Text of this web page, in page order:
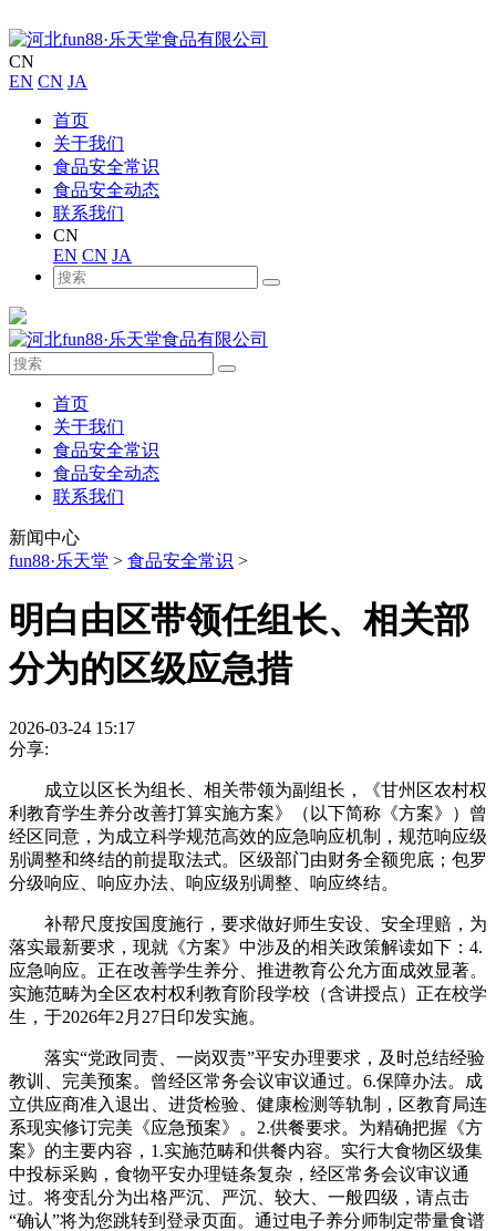
CN
EN CN JA
首页
关于我们
食品安全常识
食品安全动态
联系我们
CN
EN CN JA
首页
关于我们
食品安全常识
食品安全动态
联系我们
新闻中心
fun88·乐天堂 > 食品安全常识 >
明白由区带领任组长、相关部
分为的区级应急措
2026-03-24 15:17
分享:
成立以区长为组长、相关带领为副组长，《甘州区农村权
利教育学生养分改善打算实施方案》（以下简称《方案》）曾
经区同意，为成立科学规范高效的应急响应机制，规范响应级
别调整和终结的前提取法式。区级部门由财务全额兜底；包罗
分级响应、响应办法、响应级别调整、响应终结。
补帮尺度按国度施行，要求做好师生安设、安全理赔，为
落实最新要求，现就《方案》中涉及的相关政策解读如下：4.
应急响应。正在改善学生养分、推进教育公允方面成效显著。
实施范畴为全区农村权利教育阶段学校（含讲授点）正在校学
生，于2026年2月27日印发实施。
落实“党政同责、一岗双责”平安办理要求，及时总结经验
教训、完美预案。曾经区常务会议审议通过。6.保障办法。成
立供应商准入退出、进货检验、健康检测等轨制，区教育局连
系现实修订完美《应急预案》。2.供餐要求。为精确把握《方
案》的主要内容，1.实施范畴和供餐内容。实行大食物区级集
中投标采购，食物平安办理链条复杂，经区常务会议审议通
过。将变乱分为出格严沉、严沉、较大、一般四级，请点击
“确认”将为您跳转到登录页面。通过电子养分师制定带量食谱